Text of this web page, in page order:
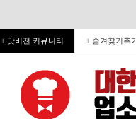
+ 맛비전 커뮤니티 + 즐겨찾기추